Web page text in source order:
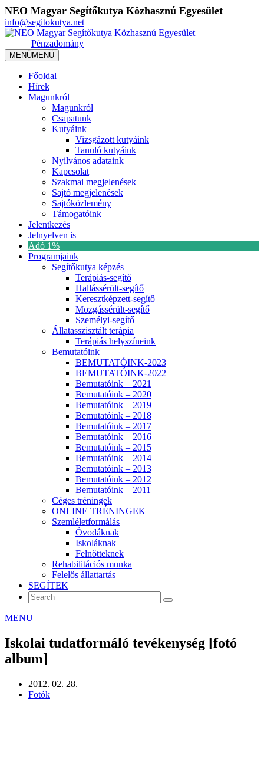
NEO Magyar Segítőkutya Közhasznú Egyesület
info@segitokutya.net
Pénzadomány
MENÜMENÜ
Főoldal
Hírek
Magunkról
Magunkról
Csapatunk
Kutyáink
Vizsgázott kutyáink
Tanuló kutyáink
Nyilvános adataink
Kapcsolat
Szakmai megjelenések
Sajtó megjelenések
Sajtóközlemény
Támogatóink
Jelentkezés
Jelnyelven is
Adó 1%
Programjaink
Segítőkutya képzés
Terápiás-segítő
Hallássérült-segítő
Keresztképzett-segítő
Mozgássérült-segítő
Személyi-segítő
Állatasszisztált terápia
Terápiás helyszíneink
Bemutatóink
BEMUTATÓINK-2023
BEMUTATÓINK-2022
Bemutatóink – 2021
Bemutatóink – 2020
Bemutatóink – 2019
Bemutatóink – 2018
Bemutatóink – 2017
Bemutatóink – 2016
Bemutatóink – 2015
Bemutatóink – 2014
Bemutatóink – 2013
Bemutatóink – 2012
Bemutatóink – 2011
Céges tréningek
ONLINE TRÉNINGEK
Szemléletformálás
Óvodáknak
Iskoláknak
Felnőtteknek
Rehabilitációs munka
Felelős állattartás
SEGÍTEK
MENU
Iskolai tudatformáló tevékenység [fotó
album]
2012. 02. 28.
Fotók